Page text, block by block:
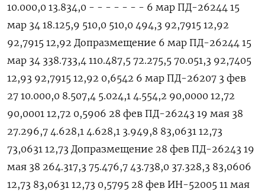
10.000,0 13.834,0 - - - - - - - 6 мар ПД-26244 15
мар 34 18.125,9 510,0 510,0 494,3 92,7915 12,92
92,7915 12,92 Допразмещение 6 мар ПД-26244 15
мар 34 338.733,4 110.487,5 72.275,5 70.051,3 92,7405
12,93 92,7915 12,92 0,6542 6 мар ПД-26207 3 фев
27 10.000,0 8.507,4 5.024,1 4.554,2 90,0000 12,72
90,0001 12,72 0,5906 28 фев ПД-26243 19 мая 38
27.296,7 4.628,1 4.628,1 3.949,8 83,0631 12,73
73,0631 12,73 Допразмещение 28 фев ПД-26243 19
мая 38 264.317,3 75.476,7 43.738,0 37.328,3 83,0606
12,73 83,0631 12,73 0,5795 28 фев ИН-52005 11 мая